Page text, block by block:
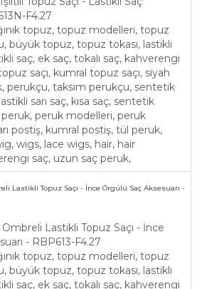
F4.27
topuz, topuz modelleri, topuz
büyük topuz, topuz tokası, lastikli
saç, ek saç, tokalı saç, kahverengi
saçı, kumral topuz saçı, siyah
perukçu, taksim perukçu, sentetik
sarı saç, kısa saç, sentetik
peruk modelleri, peruk
postiş, kumral postiş, tül peruk,
wigs, lace wigs, hair, hair
saç, uzun saç peruk,
Lastikli Topuz Saçı - İnce Örgülü Saç Aksesuarı -
Lastikli Topuz Saçı - İnce
- RBP613-F4.27
topuz, topuz modelleri, topuz
büyük topuz, topuz tokası, lastikli
saç, ek saç, tokalı saç, kahverengi